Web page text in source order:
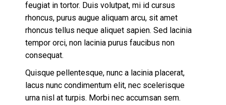
feugiat in tortor. Duis volutpat, mi id cursus
rhoncus, purus augue aliquam arcu, sit amet
rhoncus tellus neque aliquet sapien. Sed lacinia
tempor orci, non lacinia purus faucibus non
consequat.
Quisque pellentesque, nunc a lacinia placerat,
lacus nunc condimentum elit, nec scelerisque
urna nisl at turpis. Morbi nec accumsan sem.